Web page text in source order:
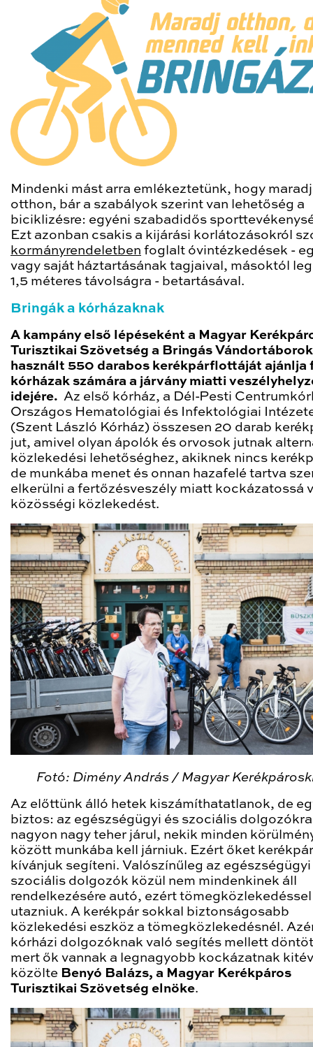
Mindenki mást arra emlékeztetünk, hogy
otthon, bár a szabályok szerint van lehetőség a
biciklizésre: egyéni szabadidős
Ezt azonban csakis a kijárási korlátozásokról
kormányrendeletben foglalt óvintézkedések -
vagy saját háztartásának tagjaival, másoktól
1,5 méteres távolságra - betartásával.
Bringák a kórházaknak
A kampány első lépéseként a Magyar
Turisztikai Szövetség a Bringás
használt 550 darabos kerékpárflottáját ajánlja
kórházak számára a járvány miatti
idejére. Az első kórház, a Dél-Pesti
Országos Hematológiai és Infektológiai
(Szent László Kórház) összesen 20 darab
jut, amivel olyan ápolók és orvosok jutnak
közlekedési lehetőséghez, akiknek nincs
de munkába menet és onnan hazafelé tartva
elkerülni a fertőzésveszély miatt kockázatossá
közösségi közlekedést.
Fotó: Dimény András / Magyar
Az előttünk álló hetek kiszámíthatatlanok, de
biztos: az egészségügyi és szociális dolgozókra
nagyon nagy teher járul, nekik minden
között munkába kell járniuk. Ezért őket
kívánjuk segíteni. Valószínűleg az egészségügyi
szociális dolgozók közül nem mindenkinek áll
rendelkezésére autó, ezért
utazniuk. A kerékpár sokkal biztonságosabb
közlekedési eszköz a tömegközlekedésnél.
kórházi dolgozóknak való segítés mellett
mert ők vannak a legnagyobb kockázatnak
közölte Benyó Balázs, a Magyar Kerékpáros
Turisztikai Szövetség elnöke.